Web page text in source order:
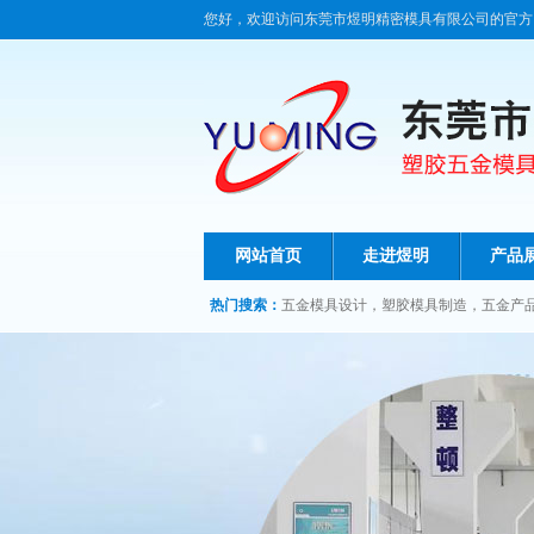
您好，欢迎访问东莞市煜明精密模具有限公司的官
网站首页 走进煜明 产品
热门搜索： 五金模具设计 ， 塑胶模具制造 ， 五金产